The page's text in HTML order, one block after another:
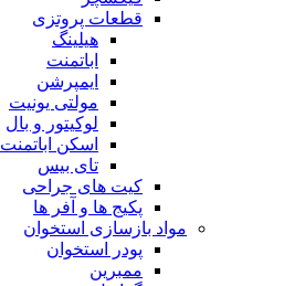
قطعات پروتزی
هیلینگ
اباتمنت
ایمپرشن
مولتی یونیت
لوکیتور و بال
اسکن اباتمنت
تای بیس
کیت های جراحی
پکیج ها و آفر ها
مواد بازسازی استخوان
پودر استخوان
ممبرین